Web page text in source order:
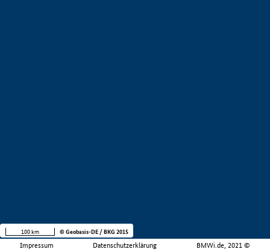
Impressum Datenschutzerklärung BMWi.de, 2021 ©
100 km © Geobasis-DE / BKG 2015